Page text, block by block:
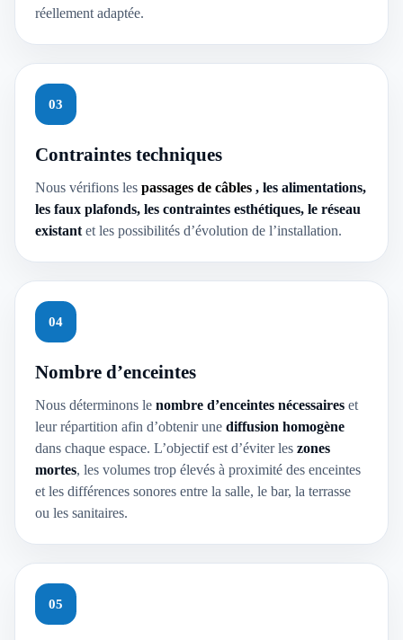
réellement adaptée.
03
Contraintes techniques
Nous vérifions les passages de câbles , les alimentations,
les faux plafonds, les contraintes esthétiques, le réseau
existant et les possibilités d’évolution de l’installation.
04
Nombre d’enceintes
Nous déterminons le nombre d’enceintes nécessaires et
leur répartition afin d’obtenir une diffusion homogène
dans chaque espace. L’objectif est d’éviter les zones
mortes, les volumes trop élevés à proximité des enceintes
et les différences sonores entre la salle, le bar, la terrasse
ou les sanitaires.
05